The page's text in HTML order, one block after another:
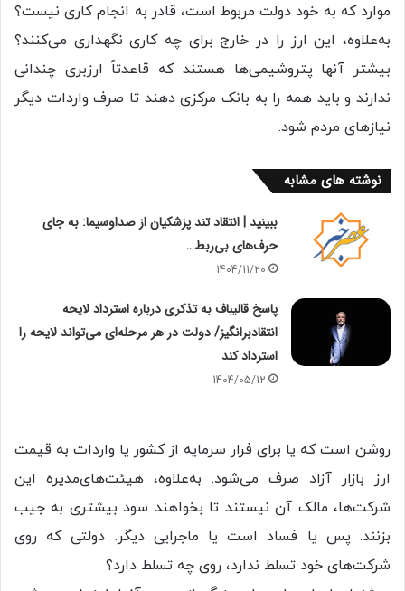
موارد که به خود دولت مربوط است، قادر به انجام کاری نیست؟
به‌علاوه، این ارز را در خارج برای چه کاری نگهداری می‌کنند؟
بیشتر آنها پتروشیمی‌ها هستند که قاعدتاً ارزبری چندانی
ندارند و باید همه را به بانک مرکزی دهند تا صرف واردات دیگر
نیازهای مردم شود.
نوشته های مشابه
ببینید | انتقاد تند پزشکیان از صداوسیما: به جای
حرف‌های بی‌ربط…
1404/11/20
پاسخ قالیباف به تذکری درباره استرداد لایحه
انتقادبرانگیز/ دولت در هر مرحله‌ای می‌تواند لایحه را
استرداد کند
1404/05/12
روشن است که یا برای فرار سرمایه از کشور یا واردات به قیمت
ارز بازار آزاد صرف می‌شود. به‌علاوه، هیئت‌های‌مدیره این
شرکت‌ها، مالک آن نیستند تا بخواهند سود بیشتری به جیب
بزنند. پس یا فساد است یا ماجرایی دیگر. دولتی که روی
شرکت‌های خود تسلط ندارد، روی چه تسلط دارد؟